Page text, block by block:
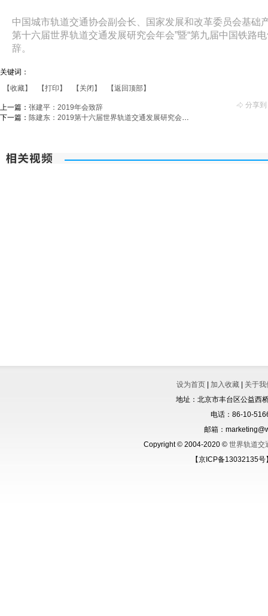
中国城市轨道交通协会副会长、国家发展和改革委员会基础
第十六届世界轨道交通发展研究会年会”暨“第九届中国铁路
辞。
关键词：
【收藏】
【打印】 【关闭】
【返回顶部】
分享到
上一篇： 张建平：2019年会致辞
下一篇： 陈建东：2019第十六届世界轨道交通发展研究会年会致
设为首页 | 加入收藏 | 关于我
地址：北京市丰台区公益西
电话：86-10-
邮箱：
Copyright © 2004-2020 © 世界轨道交
【京ICP备13032135